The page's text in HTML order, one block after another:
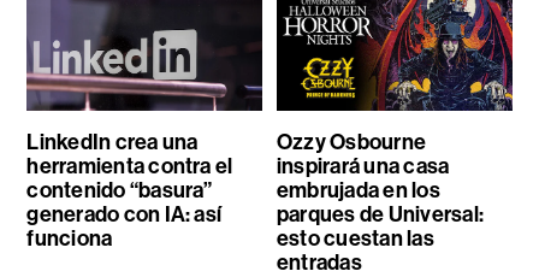
LinkedIn crea una
herramienta contra el
contenido “basura”
generado con IA: así
funciona
Ozzy Osbourne
inspirará una casa
embrujada en los
parques de Universal:
esto cuestan las
entradas